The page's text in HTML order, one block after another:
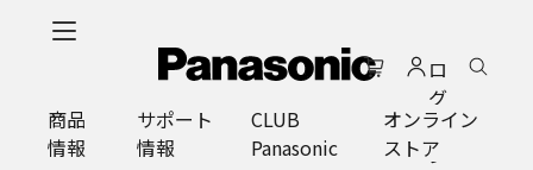
ロ
グ
イ
ン
商品
情報
サポート
情報
CLUB
Panasonic
オンライン
ストア